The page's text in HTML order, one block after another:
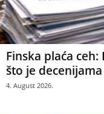
Finska plaća
što je
4. August 2026.